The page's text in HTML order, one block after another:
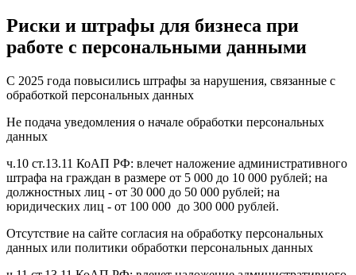
Риски и штрафы для бизнеса при
работе с персональными данными
С 2025 года повысились штрафы за нарушения, связанные с
обработкой персональных данных
Не подача уведомления о начале обработки персональных
данных
ч.10 ст.13.11 КоАП РФ: влечет наложение административного
штрафа на граждан в размере от 5 000 до 10 000 рублей; на
должностных лиц - от 30 000 до 50 000 рублей; на
юридических лиц - от 100 000 до 300 000 рублей.
Отсутствие на сайте согласия на обработку персональных
данных или политики обработки персональных данных